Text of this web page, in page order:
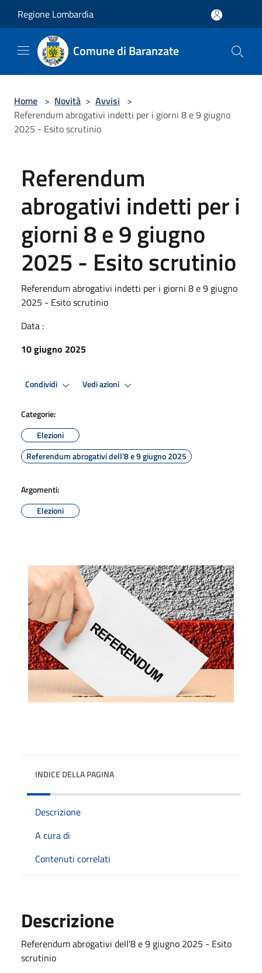
Regione Lombardia
Comune di Baranzate
Home > Novità > Avvisi >
Referendum abrogativi indetti per i giorni 8 e 9 giugno
2025 - Esito scrutinio
Referendum
abrogativi indetti per i
giorni 8 e 9 giugno
2025 - Esito scrutinio
Referendum abrogativi indetti per i giorni 8 e 9 giugno
2025 - Esito scrutinio
Data :
10 giugno 2025
Condividi Vedi azioni
Categorie:
Elezioni
Referendum abrogativi dell'8 e 9 giugno 2025
Argomenti:
Elezioni
INDICE DELLA PAGINA
Descrizione
A cura di
Contenuti correlati
Descrizione
Referendum abrogativi dell'8 e 9 giugno 2025 - Esito
scrutinio